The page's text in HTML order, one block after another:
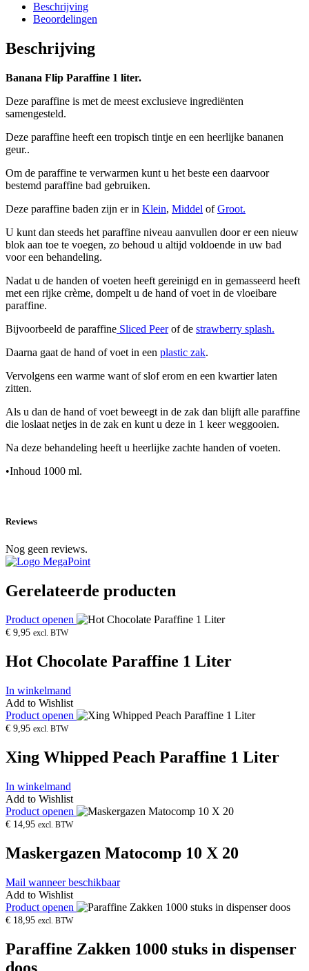
Beschrijving
Beoordelingen
Beschrijving
Banana Flip Paraffine 1 liter.
Deze paraffine is met de meest exclusieve ingrediënten
samengesteld.
Deze paraffine heeft een tropisch tintje en een heerlijke bananen
geur..
Om de paraffine te verwarmen kunt u het beste een daarvoor
bestemd paraffine bad gebruiken.
Deze paraffine baden zijn er in Klein, Middel ofGroot.
U kunt dan steeds het paraffine niveau aanvullen door er een nieuw
blok aan toe te voegen, zo behoud u altijd voldoende in uw bad
voor een behandeling.
Nadat u de handen of voeten heeft gereinigd en in gemasseerd heeft
met een rijke crème, dompelt u de hand of voet in de vloeibare
paraffine.
Bijvoorbeeld de paraffine Sliced Peerof de strawberry splash.
Daarna gaat de hand of voet in een plastic zak.
Vervolgens een warme want of slof erom en een kwartier laten
zitten.
Als u dan de hand of voet beweegt in de zak dan blijft alle paraffine
die loslaat netjes in de zak en kunt u deze in 1 keer weggooien.
Na deze behandeling heeft u heerlijke zachte handen of voeten.
•Inhoud 1000 ml.
Reviews
Nog geen reviews.
Gerelateerde producten
Product openen
€ 9,95 excl. BTW
Hot Chocolate Paraffine 1 Liter
In winkelmand
Add to Wishlist
Product openen
€ 9,95 excl. BTW
Xing Whipped Peach Paraffine 1 Liter
In winkelmand
Add to Wishlist
Product openen
€ 14,95 excl. BTW
Maskergazen Matocomp 10 X 20
Mail wanneer beschikbaar
Add to Wishlist
Product openen
€ 18,95 excl. BTW
Paraffine Zakken 1000 stuks in dispenser
doos